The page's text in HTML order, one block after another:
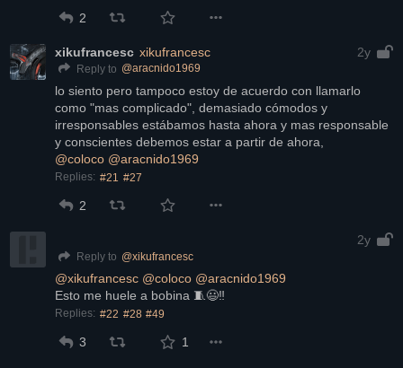
2
xikufrancesc xikufrancesc 2y
Reply to @aracnido1969
lo siento pero tampoco estoy de acuerdo con llamarlo
como "mas complicado", demasiado cómodos y
irresponsables estábamos hasta ahora y mas responsable
y conscientes debemos estar a partir de ahora,
@coloco @aracnido1969
Replies: #21 #27
2
2y
Reply to @xikufrancesc
@xikufrancesc @coloco @aracnido1969
Esto me huele a bobina 🧵😃‼️
Replies: #22 #28 #49
3 1